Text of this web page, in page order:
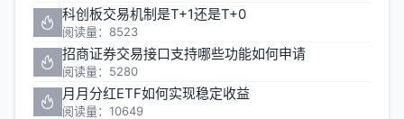
科创板交易机制是T+1还是T+0
阅读量：8523
招商证券交易接口支持哪些功能如何申请
阅读量：5280
月月分红ETF如何实现稳定收益
阅读量：10649